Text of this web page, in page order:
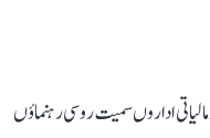
اداروں سمیت روسی رہنماؤں